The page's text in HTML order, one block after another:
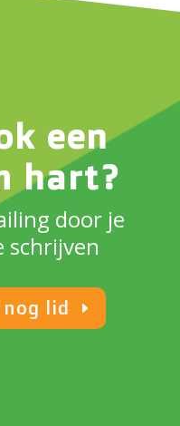
een
hart?
door je
schrijven
nog lid